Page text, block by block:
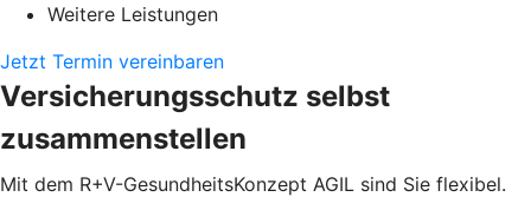
Weitere Leistungen
Jetzt Termin vereinbaren
Versicherungsschutz selbst
zusammenstellen
Mit dem R+V-GesundheitsKonzept AGIL sind Sie flexibel.